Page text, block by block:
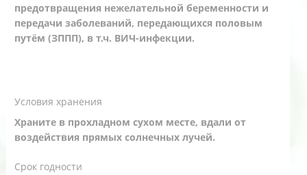
предотвращения нежелательной беременности и
передачи заболеваний, передающихся половым
путём (ЗППП), в т.ч. ВИЧ-инфекции.
Условия хранения
Храните в прохладном сухом месте, вдали от
воздействия прямых солнечных лучей.
Срок годности